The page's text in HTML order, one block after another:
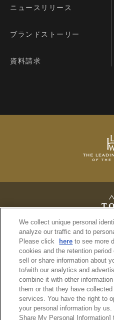
ニュースリリース
ブランドストーリー
資料請求
法定
プライバ
利用
サイト
© Imperial
We collect unique personal
analyze our traffic and to
Please click
here to see more
cookies and the retention
sell or share information about
to/with our analytics and
combine it with other
them or that they have
services. You have the right to
your personal information by
Share My Personal